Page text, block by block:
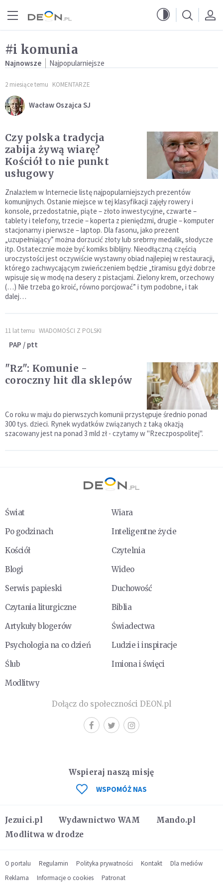
#i komunia
Najnowsze Najpopularniejsze
2 miesiące temu KOMENTARZE
Wacław Oszajca SJ
Czy polska tradycja
zabija żywą wiarę?
Kościół to nie punkt
usługowy
Znalazłem w Internecie listę najpopularniejszych prezentów
komunijnych. Ostanie miejsce w tej klasyfikacji zajęły rowery i
konsole, przedostatnie, piąte – złoto inwestycyjne, czwarte –
tablety i telefony, trzecie – koperta z pieniędzmi, drugie – komputer
stacjonarny i pierwsze – laptop. Dla fasonu, jako prezent
„uzupełniający” można dorzucić złoty lub srebrny medalik, słodycze
itp. Ostatecznie może być komiks biblijny. Nieodłączną częścią
uroczystości jest oczywiście wystawny obiad najlepiej w restauracji,
którego zachwycającym zwieńczeniem będzie „tiramisu gdyż dobrze
wpisuje się w modę na desery z pistacjami. Zielony krem, orzechowy
(…) Nie trzeba go kroić, równo porcjować” i tym podobne, i tak
dalej…
11 lat temu WIADOMOŚCI Z POLSKI
PAP / ptt
"Rz": Komunie -
coroczny hit dla sklepów
Co roku w maju do pierwszych komunii przystępuje średnio ponad
300 tys. dzieci. Rynek wydatków związanych z taką okazją
szacowany jest na ponad 3 mld zł - czytamy w "Rzeczpospolitej".
Świat
Wiara
Po godzinach
Inteligentne życie
Kościół
Czytelnia
Blogi
Wideo
Serwis papieski
Duchowość
Czytania liturgiczne
Biblia
Artykuły blogerów
Świadectwa
Psychologia na co dzień
Ludzie i inspiracje
Ślub
Imiona i święci
Modlitwy
Dołącz do społeczności DEON.pl
Jezuici.pl Wydawnictwo WAM
Mando.pl
Modlitwa w drodze
Wspieraj naszą misję
WSPOMÓŻ NAS
O portalu Regulamin Polityka prywatności Kontakt
Dla mediów
Reklama
Informacje o cookies Patronat